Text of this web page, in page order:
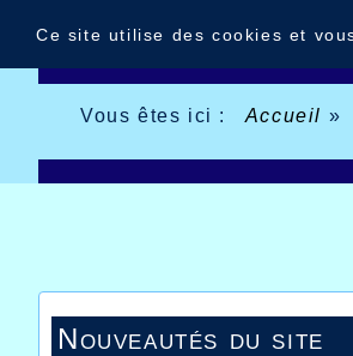
Vous êtes ici : Accueil »
Nouveautés du site
Ce site utilise des cookies et